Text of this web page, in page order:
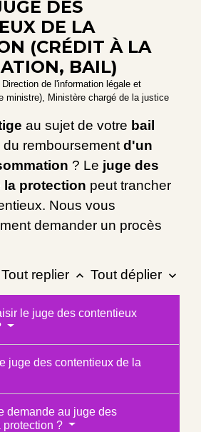
DES
DE LA
(CRÉDIT À LA
BAIL)
de l'information légale et
ministre), Ministère chargé de la justice
au sujet de votre bail
du remboursement d'un
? Le juge des
protection peut trancher
Nous vous
demander un procès
Tout replier keyboard_arrow_up Tout déplier keyboard_arrow_down
le juge des contentieux
juge des contentieux de la
demande au juge des
protection ?